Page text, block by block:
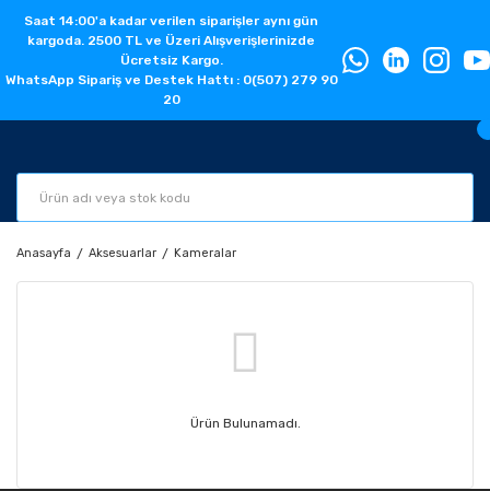
Saat 14:00'a kadar verilen siparişler aynı gün
kargoda. 2500 TL ve Üzeri Alışverişlerinizde
Ücretsiz Kargo.
WhatsApp Sipariş ve Destek Hattı : 0(507) 279 90
20
Anasayfa Aksesuarlar Kameralar
Ürün Bulunamadı.